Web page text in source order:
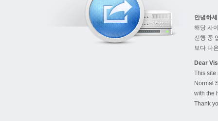
안녕하
해당 사
진행 중
보다 나
Dear
This site
Normal
with the
Thank